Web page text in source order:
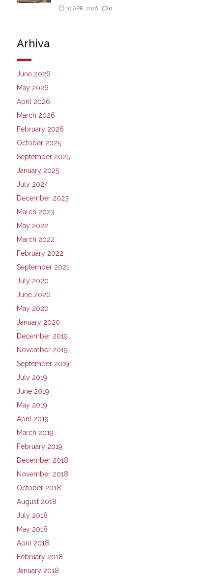
10 APR, 2026 0
Arhiva
June 2026
May 2026
April 2026
March 2026
February 2026
October 2025
September 2025
January 2025
July 2024
December 2023
March 2023
May 2022
March 2022
February 2022
September 2021
July 2020
June 2020
May 2020
January 2020
December 2019
November 2019
September 2019
July 2019
June 2019
May 2019
April 2019
March 2019
February 2019
December 2018
November 2018
October 2018
August 2018
July 2018
May 2018
April 2018
February 2018
January 2018